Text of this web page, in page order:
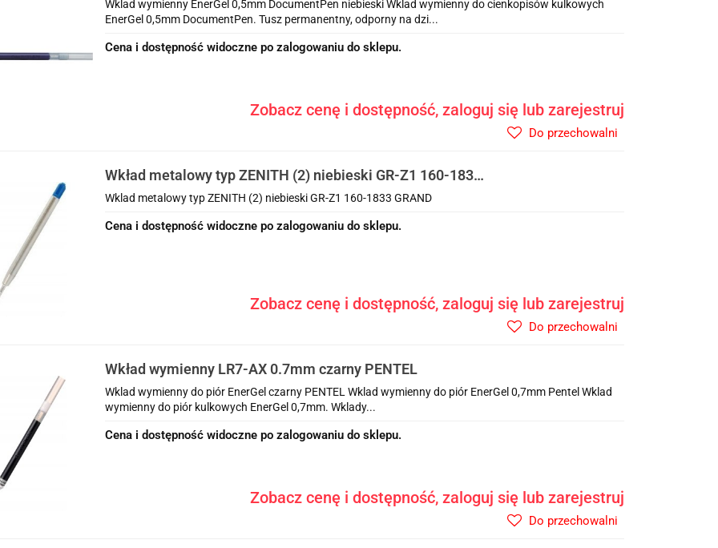
Wklad wymienny EnerGel 0,5mm DocumentPen niebieski Wklad wymienny do cienkopisów kulkowych
EnerGel 0,5mm DocumentPen. Tusz permanentny, odporny na dzi...
Cena i dostępność widoczne po zalogowaniu do sklepu.
Zobacz cenę i dostępność, zaloguj się lub zarejestruj
Do przechowalni
Wkład metalowy typ ZENITH (2) niebieski GR-Z1 160-1833
160-2541 GRAND
Wklad metalowy typ ZENITH (2) niebieski GR-Z1 160-1833 GRAND
Cena i dostępność widoczne po zalogowaniu do sklepu.
Zobacz cenę i dostępność, zaloguj się lub zarejestruj
Do przechowalni
Wkład wymienny LR7-AX 0.7mm czarny PENTEL
Wklad wymienny do piór EnerGel czarny PENTEL Wklad wymienny do piór EnerGel 0,7mm Pentel Wklad
wymienny do piór kulkowych EnerGel 0,7mm. Wklady...
Cena i dostępność widoczne po zalogowaniu do sklepu.
Zobacz cenę i dostępność, zaloguj się lub zarejestruj
Do przechowalni